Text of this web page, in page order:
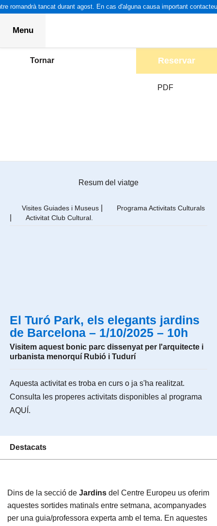
romandrà tancat durant agost. En cas d'alguna causa important
Menu
Tornar Reservar
PDF
Resum del viatge
Visites Guiades i Museus Programa Activitats Culturals
Activitat Club Cultural.
El Turó Park, els elegants jardins
de Barcelona – 1/10/2025 – 10h
Visitem aquest bonic parc dissenyat per l'arquitecte i
urbanista menorquí Rubió i Tudurí
Aquesta activitat es troba en curs o ja s'ha realitzat.
Consulta les properes activitats disponibles al programa
AQUÍ .
Destacats
Dins de la secció de Jardins del Centre Europeu us oferim
aquestes sortides matinals entre setmana, acompanyades
per una guia/professora experta amb el tema. En aquestes